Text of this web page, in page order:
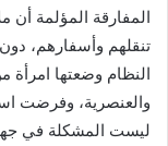
تنقلهم وأسفارهم، دون
النظام وضعتها امرأة
والعنصرية، وفرضت
ليست المشكلة في